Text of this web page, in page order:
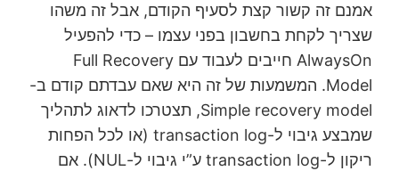
אמנם זה קשור קצת לסעיף הקודם, אבל זה משהו
שצריך לקחת בחשבון בפני עצמו – כדי להפעיל
AlwaysOn חייבים לעבוד עם Full Recovery
Model. המשמעות של זה היא שאם עבדתם קודם ב-
Simple recovery model, תצטרכו לדאוג לתהליך
שמבצע גיבוי ל-transaction log (או לכל הפחות
ריקון ל-transaction log ע”י גיבוי ל-NUL). אם